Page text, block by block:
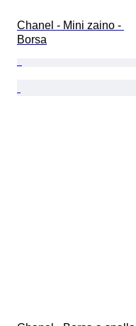
Chanel - Mini zaino -
Borsa